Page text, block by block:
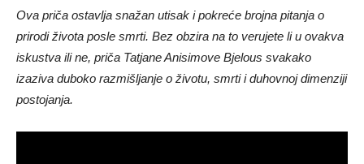
Ova priča ostavlja snažan utisak i pokreće brojna pitanja o
prirodi života posle smrti. Bez obzira na to verujete li u ovakva
iskustva ili ne, priča Tatjane Anisimove Bjelous svakako
izaziva duboko razmišljanje o životu, smrti i duhovnoj dimenziji
postojanja.